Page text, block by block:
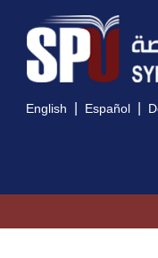
English | Español |